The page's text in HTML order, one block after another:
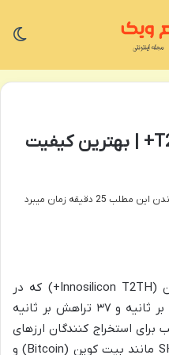
قیمت و خرید ماینر T2TH+ | بهترین کیفیت
مطلب 25 دقیقه زمان میبرد
دستگاه ماینر T2TH+ اینوسیلیکون (Innosilicon T2TH+) که در
مدل های با هش ریت ۳۲ تراهش بر ثانیه و ۳۷ تراهش بر ثانیه
استخراج کنندگان ارزهای
دیجیتال مبتنی بر الگوریتم SHA-256 مانند بیت کوین (Bitcoin) و